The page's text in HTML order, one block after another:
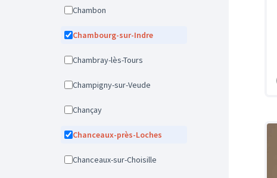
Chambon
Chambourg-sur-Indre
Chambray-lès-Tours
Champigny-sur-Veude
Chançay
Chanceaux-près-Loches
Chanceaux-sur-Choisille